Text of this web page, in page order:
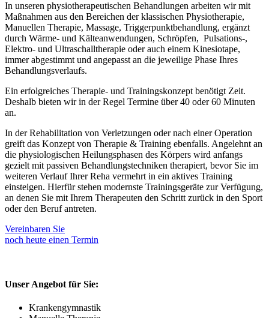
In unseren physiotherapeutischen Behandlungen arbeiten wir mit
Maßnahmen aus den Bereichen der klassischen Physiotherapie,
Manuellen Therapie, Massage, Triggerpunktbehandlung, ergänzt
durch Wärme- und Kälteanwendungen, Schröpfen, Pulsations-,
Elektro- und Ultraschalltherapie oder auch einem Kinesiotape,
immer abgestimmt und angepasst an die jeweilige Phase Ihres
Behandlungsverlaufs.
Ein erfolgreiches Therapie- und Trainingskonzept benötigt Zeit.
Deshalb bieten wir in der Regel Termine über 40 oder 60 Minuten
an.
In der Rehabilitation von Verletzungen oder nach einer Operation
greift das Konzept von Therapie & Training ebenfalls. Angelehnt an
die physiologischen Heilungsphasen des Körpers wird anfangs
gezielt mit passiven Behandlungstechniken therapiert, bevor Sie im
weiteren Verlauf Ihrer Reha vermehrt in ein aktives Training
einsteigen. Hierfür stehen modernste Trainingsgeräte zur Verfügung,
an denen Sie mit Ihrem Therapeuten den Schritt zurück in den Sport
oder den Beruf antreten.
Vereinbaren Sie
noch heute einen Termin
Unser Angebot für Sie:
Krankengymnastik